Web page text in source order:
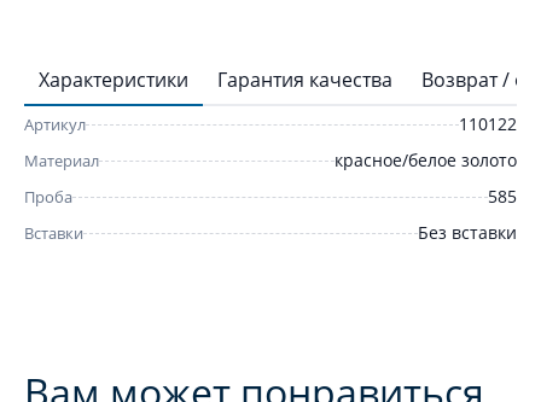
Характеристики Гарантия качества Возврат /
Артикул 110122
Материал красное/белое золото
Проба 585
Вставки Без вставки